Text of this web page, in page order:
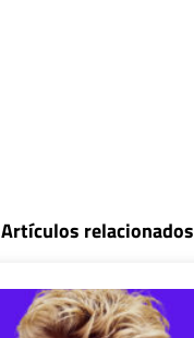
Artículos relacionados